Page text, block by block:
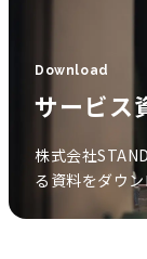
Download
サービス
株式会社
る資料をダウン